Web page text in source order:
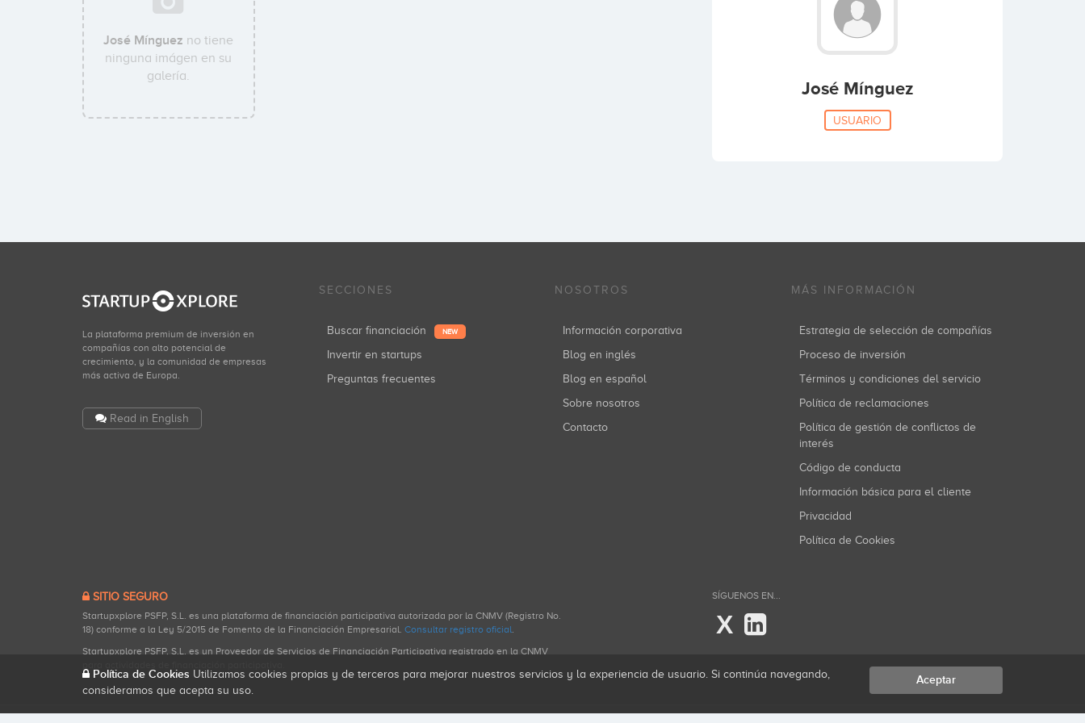
José Mínguez no tiene
ninguna imágen en su
galería.
José Mínguez
USUARIO
La plataforma premium de inversión en
compañías con alto potencial de
crecimiento, y la comunidad de empresas
más activa de Europa.
Read in English
SECCIONES
Buscar financiación NEW
Invertir en startups
Preguntas frecuentes
NOSOTROS
Información corporativa
Blog en inglés
Blog en español
Sobre nosotros
Contacto
MÁS INFORMACIÓN
Estrategia de selección de compañías
Proceso de inversión
Términos y condiciones del servicio
Política de reclamaciones
Política de gestión de conflictos de
interés
Código de conducta
Información básica para el cliente
Privacidad
Política de Cookies
SITIO SEGURO
Startupxplore PSFP, S.L. es una plataforma de financiación participativa autorizada por la CNMV (Registro No.
18) conforme a la Ley 5/2015 de Fomento de la Financiación Empresarial. Consultar registro oficial.
Startupxplore PSFP, S.L. es un Proveedor de Servicios de Financiación Participativa registrado en la CNMV
SÍGUENOS EN...
X
Política de Cookies Utilizamos cookies propias y de terceros para mejorar nuestros servicios y la experiencia de usuario. Si continúa navegando,
consideramos que acepta su uso.
Aceptar